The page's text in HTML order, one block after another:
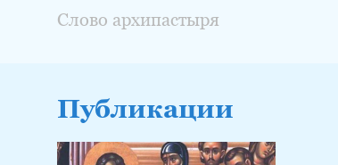
Слово архипастыря
Публикации